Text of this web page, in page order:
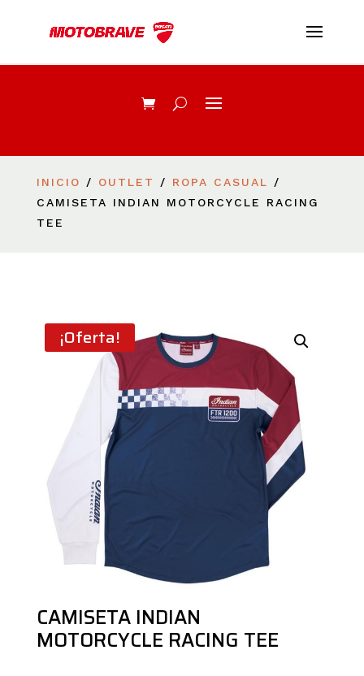
INICIO / OUTLET / ROPA CASUAL
/
CAMISETA INDIAN MOTORCYCLE RACING
TEE
CAMISETA INDIAN
MOTORCYCLE RACING TEE
¡Oferta!